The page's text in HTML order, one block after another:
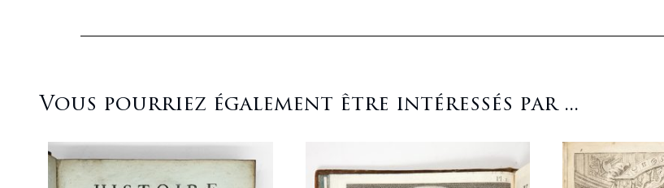
Vous pourriez également être intéressés par ...